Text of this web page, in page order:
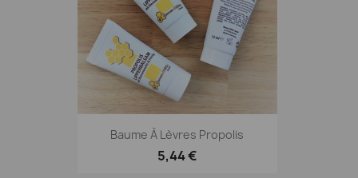
Baume À Lèvres Propolis
5,44 €